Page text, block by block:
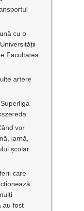
cu o
Facultatea
artere
vor
iarnă,
școlar
care
au fost